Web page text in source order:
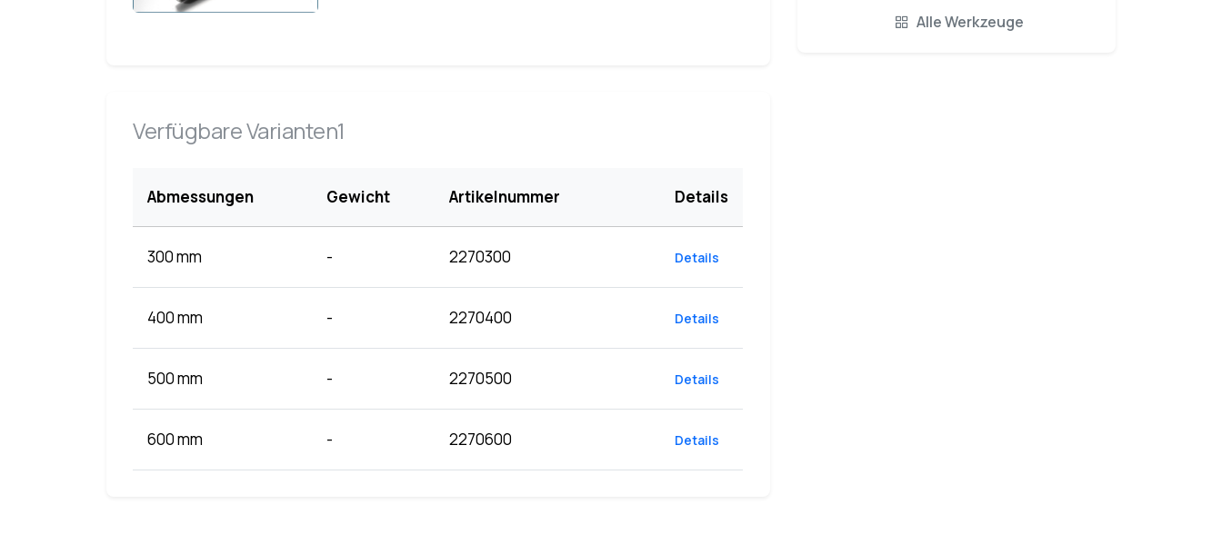
Verfügbare Varianten1
Abmessungen Gewicht Artikelnummer Details
300 mm - 2270300 Details
400 mm - 2270400 Details
500 mm - 2270500 Details
600 mm - 2270600 Details
Alle Werkzeuge